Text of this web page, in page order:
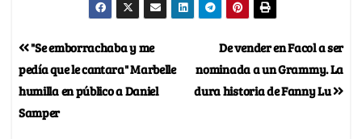
De vender en Facol a ser
nominada a un Grammy. La
dura historia de Fanny Lu
"Se emborrachaba y me
pedía que le cantara" Marbelle
humilla en público a Daniel
Samper